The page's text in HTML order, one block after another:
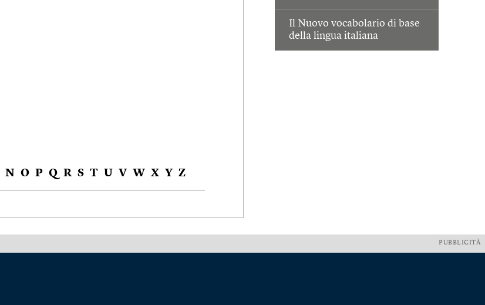
Il Nuovo vocabolario di base
della lingua italiana
N O P Q R S T U V W X Y Z
PUBBLICITÀ